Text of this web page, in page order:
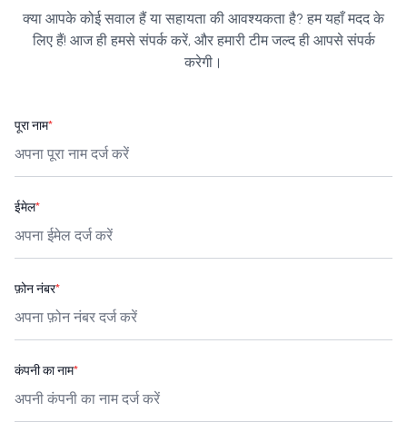
क्या आपके कोई सवाल हैं या सहायता की आवश्यकता है? हम यहाँ मदद के
लिए हैं! आज ही हमसे संपर्क करें, और हमारी टीम जल्द ही आपसे संपर्क
करेगी।
पूरा नाम*
ईमेल*
फ़ोन नंबर*
कंपनी का नाम*